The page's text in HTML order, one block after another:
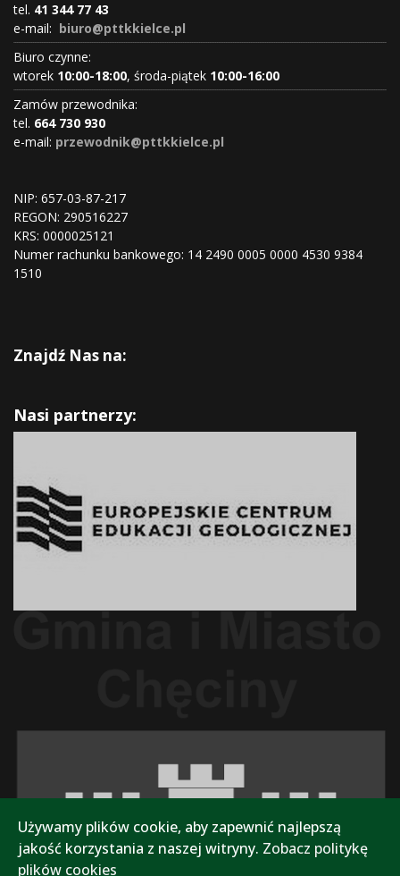
tel. 41 344 77 43
e-mail: biuro@pttkkielce.pl
Biuro czynne:
wtorek 10:00-18:00, środa-piątek 10:00-16:00
Zamów przewodnika:
tel. 664 730 930
e-mail: przewodnik@pttkkielce.pl
NIP: 657-03-87-217
REGON: 290516227
KRS: 0000025121
Numer rachunku bankowego: 14 2490 0005 0000 4530 9384
1510
Znajdź Nas na:
Nasi partnerzy:
Używamy plików cookie, aby zapewnić najlepszą
jakość korzystania z naszej witryny. Zobacz politykę
plików cookies